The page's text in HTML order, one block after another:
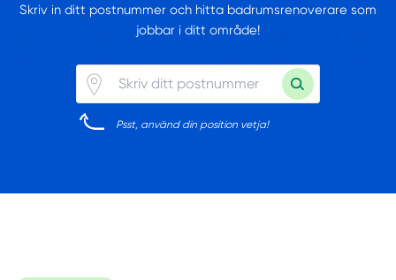
Skriv in ditt postnummer och hitta badrumsrenoverare som
jobbar i ditt område!
Psst, använd din position vetja!